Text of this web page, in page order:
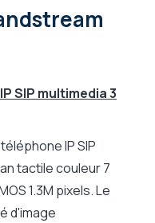
SIP multimedia 3
IP SIP
tactile couleur 7
1.3M pixels. Le
d'image